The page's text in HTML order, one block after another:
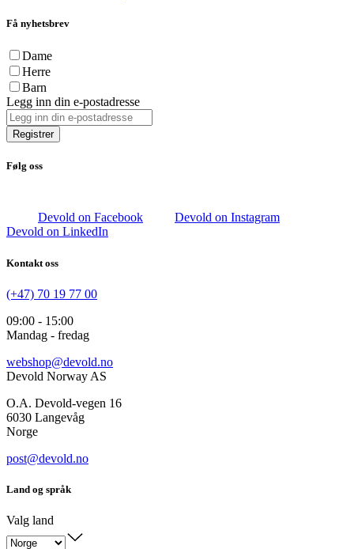
Få nyhetsbrev
Dame
Herre
Barn
Legg inn din e-postadresse
Registrer
Følg oss
Devold on Facebook
Devold on Instagram
Devold on LinkedIn
Kontakt oss
(+47) 70 19 77 00
09:00 - 15:00
Mandag - fredag
webshop@devold.no
Devold Norway AS
O.A. Devold-vegen 16
6030 Langevåg
Norge
post@devold.no
Land og språk
Valg land